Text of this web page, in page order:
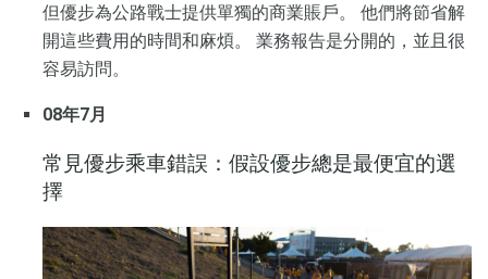
但優步為公路戰士提供單獨的商業賬戶。 他們將節省解
開這些費用的時間和麻煩。 業務報告是分開的，並且很
容易訪問。
08年7月
常見優步乘車錯誤：假設優步總是最便宜的選
擇